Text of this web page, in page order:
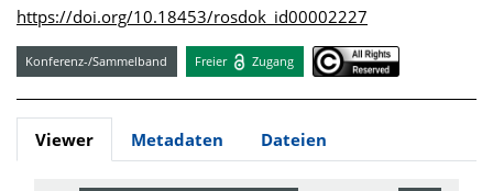
https://doi.org/10.18453/rosdok_id00002227
Konferenz-/Sammelband Freier Zugang
Viewer Metadaten Dateien